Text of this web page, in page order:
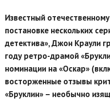
Известный
постановке нескольких
детектива», Джон Краули
году ретро-драмой
номинации на «Оскар»
восторженные отзывы
«Бруклин» – необычно